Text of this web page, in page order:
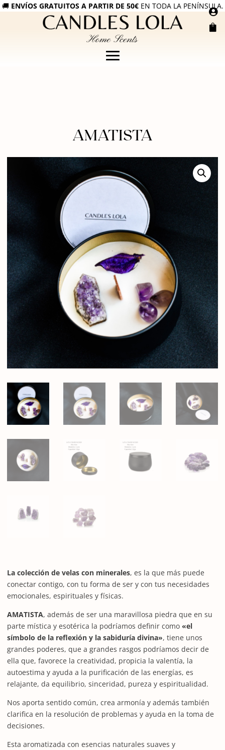
🚚 ENVÍOS GRATUITOS A PARTIR DE 50€EN TODA LA PENÍNSULA.


AMATISTA
La colección de velas con minerales, es la que más puede
conectar contigo, con tu forma de ser y con tus necesidades
emocionales, espirituales y físicas.
AMATISTA, además de ser una maravillosa piedra que en su
parte mística y esotérica la podríamos definir como «el
símbolo de la reflexión y la sabiduría divina», tiene unos
grandes poderes, que a grandes rasgos podríamos decir de
ella que, favorece la creatividad, propicia la valentía, la
autoestima y ayuda a la purificación de las energías, es
relajante, da equilibrio, sinceridad, pureza y espiritualidad.
Nos aporta sentido común, crea armonía y además también
clarifica en la resolución de problemas y ayuda en la toma de
decisiones.
Esta aromatizada con esencias naturales suaves y